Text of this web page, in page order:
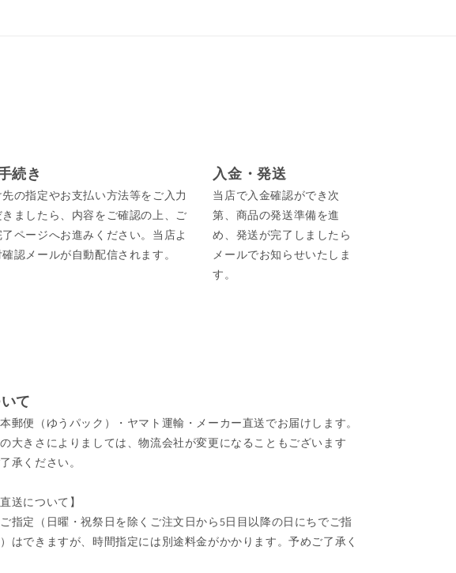
続き
の指定やお支払い方法等をご入力
ましたら、内容をご確認の上、ご
ページへお進みください。当店よ
確認メールが自動配信されます。
入金・発送
当店で入金確認ができ次
第、商品の発送準備を進
め、発送が完了しましたら
メールでお知らせいたしま
す。
て
郵便（ゆうパック）・ヤマト運輸・メーカー直送でお届けします。
大きさによりましては、物流会社が変更になることもございます
承ください。
送について】
ご指定（日曜・祝祭日を除くご注文日から5日目以降の日にちでご指
はできますが、時間指定には別途料金がかかります。予めご了承く